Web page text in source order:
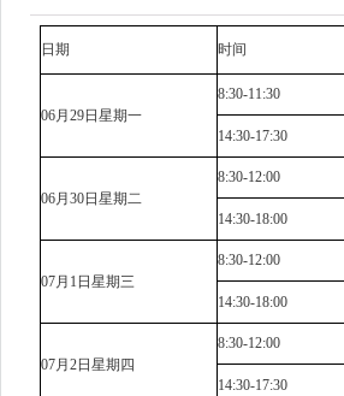
日期 时间
06月29日星期一
8:30-11:30
14:30-17:30
06月30日星期二
8:30-12:00
14:30-18:00
07月1日星期三
8:30-12:00
14:30-18:00
07月2日星期四
8:30-12:00
14:30-17:30